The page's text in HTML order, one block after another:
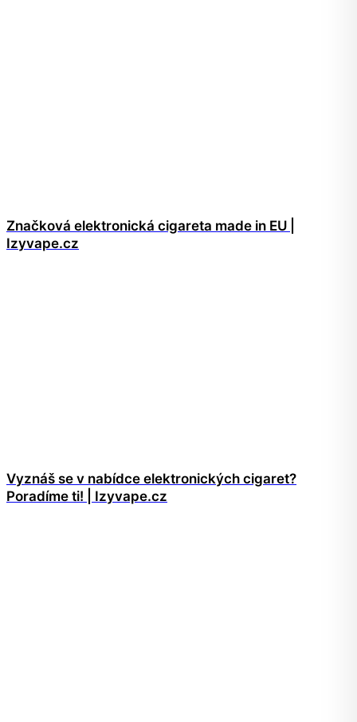
Značková elektronická cigareta made in EU |
Izyvape.cz
Vyznáš se v nabídce elektronických cigaret?
Poradíme ti! | Izyvape.cz